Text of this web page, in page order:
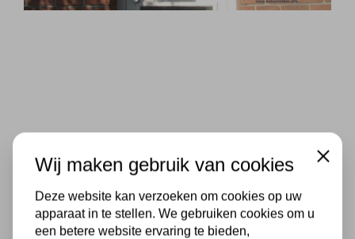
Wij maken gebruik van cookies
Deze website kan verzoeken om cookies op uw
apparaat in te stellen. We gebruiken cookies om u
een betere website ervaring te bieden,
Close